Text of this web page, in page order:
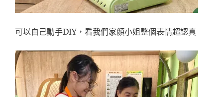
可以自己動手DIY，看我們家顏小姐整個表情超認真